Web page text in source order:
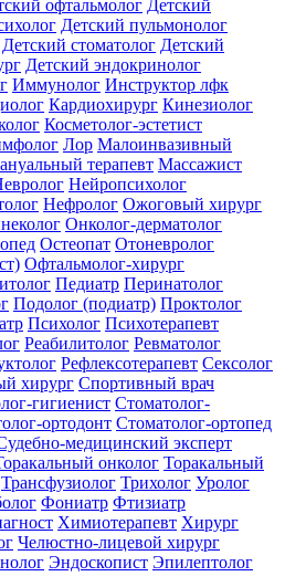
офтальмолог Детский
Детский пульмонолог
Детский стоматолог Детский
Детский эндокринолог
Иммунолог Инструктор лфк
Кардиохирург Кинезиолог
Косметолог-эстетист
Лор Малоинвазивный
терапевт Массажист
Нейропсихолог
Нефролог Ожоговый хирург
Онколог-дерматолог
Остеопат Отоневролог
Офтальмолог-хирург
Педиатр Перинатолог
Подолог (подиатр) Проктолог
Психолог Психотерапевт
Реабилитолог Ревматолог
Рефлексотерапевт Сексолог
хирург Спортивный врач
гигиенист Стоматолог-
ортодонт Стоматолог-ортопед
медицинский эксперт
онколог Торакальный
Трансфузиолог Трихолог Уролог
Фониатр Фтизиатр
Химиотерапевт Хирург
Челюстно-лицевой хирург
Эндоскопист Эпилептолог